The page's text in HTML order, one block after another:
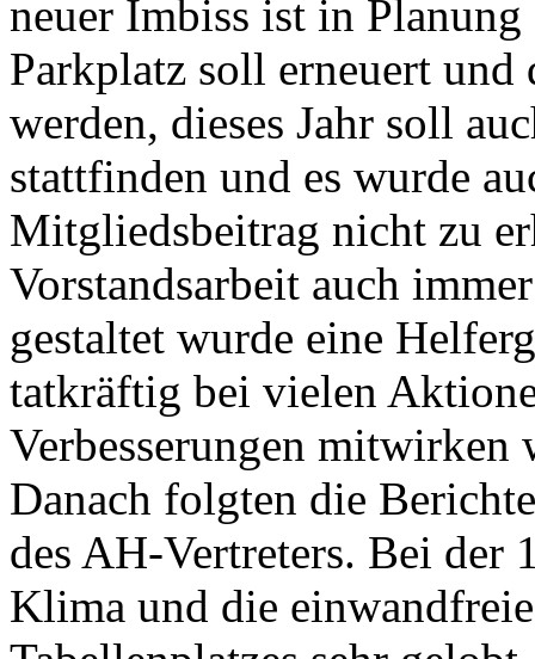
neuer Imbiss ist in
Parkplatz soll erneuert
werden, dieses Jahr soll
stattfinden und es wurde
Mitgliedsbeitrag nicht zu
Vorstandsarbeit auch
gestaltet wurde eine
tatkräftig bei vielen
Verbesserungen mitwirken
Danach folgten die
des AH-Vertreters. Bei der
Klima und die